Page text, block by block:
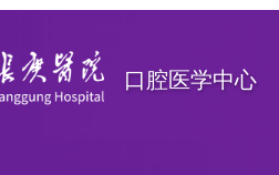
口腔医学中心